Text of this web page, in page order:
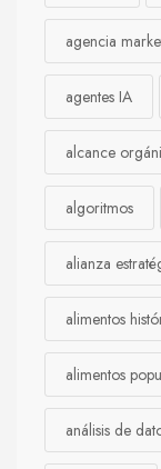
agencia
agentes IA
alcance
algoritmos
alianza
alimentos
alimentos
análisis de